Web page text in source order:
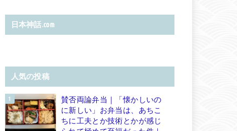
日本神話.com
人気の投稿
賛否両論弁当｜「懐かしいの
に新しい」お弁当は、あちこ
ちに工夫とか技術とかが感じ